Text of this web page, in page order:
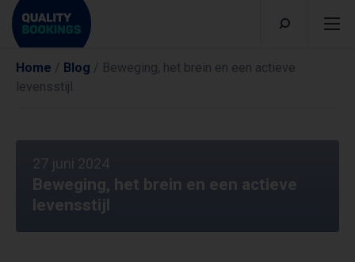
Home / Blog / Beweging, het brein en een actieve
levensstijl
27 juni 2024
Beweging, het brein en een actieve
levensstijl